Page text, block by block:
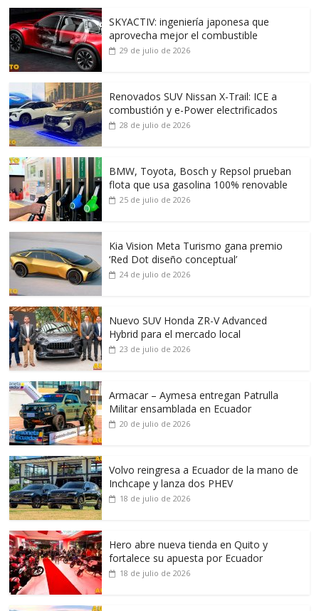
SKYACTIV: ingeniería japonesa que
aprovecha mejor el combustible
29 de julio de 2026
Renovados SUV Nissan X-Trail: ICE a
combustión y e-Power electrificados
28 de julio de 2026
BMW, Toyota, Bosch y Repsol prueban
flota que usa gasolina 100% renovable
25 de julio de 2026
Kia Vision Meta Turismo gana premio
‘Red Dot diseño conceptual’
24 de julio de 2026
Nuevo SUV Honda ZR-V Advanced
Hybrid para el mercado local
23 de julio de 2026
Armacar – Aymesa entregan Patrulla
Militar ensamblada en Ecuador
20 de julio de 2026
Volvo reingresa a Ecuador de la mano de
Inchcape y lanza dos PHEV
18 de julio de 2026
Hero abre nueva tienda en Quito y
fortalece su apuesta por Ecuador
18 de julio de 2026